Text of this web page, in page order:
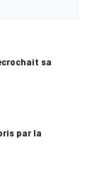
sa
par la